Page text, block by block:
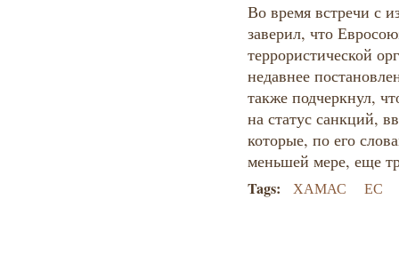
Во время встречи с
заверил, что
террористической
недавнее
также подчеркнул,
на статус санкций,
которые, по его
меньшей мере, еще
Tags: ХАМАС ЕС